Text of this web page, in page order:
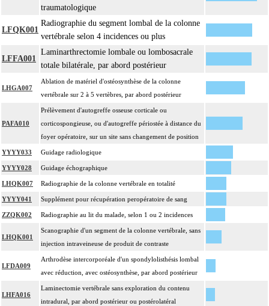
traumatologique
LFQK001
Radiographie du segment lombal de la colonne
vertébrale selon 4 incidences ou plus
LFFA001
Laminarthrectomie lombale ou lombosacrale
totale bilatérale, par abord postérieur
LHGA007
Ablation de matériel d'ostéosynthèse de la colonne
vertébrale sur 2 à 5 vertèbres, par abord postérieur
PAFA010
Prélèvement d'autogreffe osseuse corticale ou
corticospongieuse, ou d'autogreffe périostée à distance du
foyer opératoire, sur un site sans changement de position
YYYY033 Guidage radiologique
YYYY028 Guidage échographique
LHQK007 Radiographie de la colonne vertébrale en totalité
YYYY041 Supplément pour récupération peropératoire de sang
ZZQK002 Radiographie au lit du malade, selon 1 ou 2 incidences
LHQK001
Scanographie d'un segment de la colonne vertébrale, sans
injection intraveineuse de produit de contraste
LFDA009
Arthrodèse intercorporéale d'un spondylolisthésis lombal
avec réduction, avec ostéosynthèse, par abord postérieur
LHFA016
Laminectomie vertébrale sans exploration du contenu
intradural, par abord postérieur ou postérolatéral